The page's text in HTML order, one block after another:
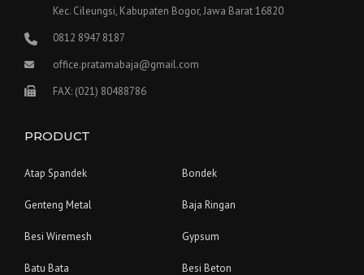
Kec. Cileungsi, Kabupaten Bogor, Jawa Barat 16820
0812 8947 8187
office.pratamabaja@gmail.com
FAX: (021) 80488786
PRODUCT
Atap Spandek Bondek
Genteng Metal Baja Ringan
Besi Wiremesh Gypsum
Batu Bata Besi Beton